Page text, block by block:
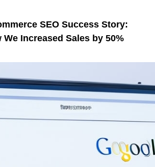
SEO Success Story:
We Increased Sales by 50%